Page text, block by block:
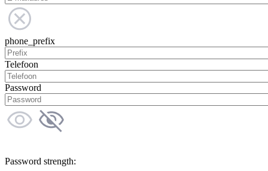
phone_prefix
Telefoon
Password
Password strength: